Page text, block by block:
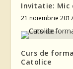
Invitatie: Mic
21 noiembrie 2017
Curs de
Catolice